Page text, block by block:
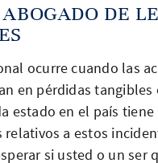
DE
ocurre cuando las
en pérdidas tangibles
estado en el país tiene
a estos
si usted o un ser